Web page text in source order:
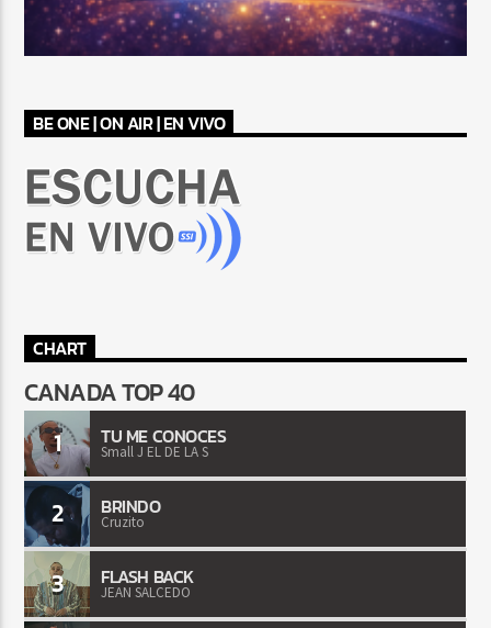
BE ONE | ON AIR | EN VIVO
CHART
CANADA TOP 40
1 TU ME CONOCES
Small J EL DE LA S
2 BRINDO
Cruzito
3 FLASH BACK
JEAN SALCEDO